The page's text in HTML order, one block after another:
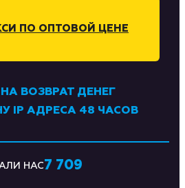
ПО ОПТОВОЙ ЦЕНЕ
ВОЗВРАТ ДЕНЕГ
IP АДРЕСА 48 ЧАСОВ
НАС7 709